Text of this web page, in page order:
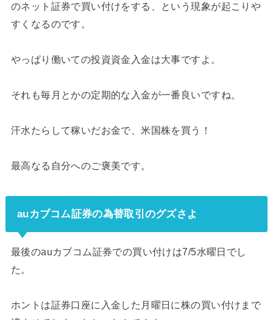
のネット証券で買い付けをする、という現象が起こりや
すくなるのです。
やっぱり働いての投資資金入金は大事ですよ。
それも毎月とかの定期的な入金が一番良いですね。
汗水たらして稼いだお金で、米国株を買う！
最高なる自分へのご褒美です。
auカブコム証券の為替取引のグズさよ
最後のauカブコム証券での買い付けは7/5水曜日でし
た。
ホントは証券口座に入金した月曜日に株の買い付けまで